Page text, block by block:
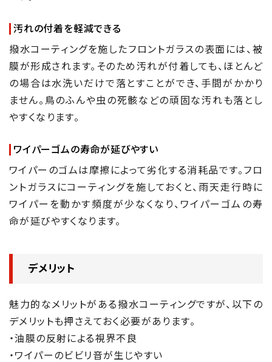
汚れの付着を軽減できる
撥水コーティングを施したフロントガラスの表面には、被
膜が形成されます。そのため汚れが付着しても、ほとんど
の場合は水洗いだけで落とすことができ、手間がかかり
ません。鳥のふんや虫の死骸などの頑固な汚れも落とし
やすくなります。
ワイパーゴムの寿命が延びやすい
ワイパーのゴムは摩擦によって劣化する消耗品です。フロ
ントガラスにコーティングを施しておくと、雨天走行時に
ワイパーを動かす頻度が少なくなり、ワイパーゴムの寿
命が延びやすくなります。
デメリット
魅力的なメリットがある撥水コーティングですが、以下の
デメリットも押さえておく必要があります。
・油膜の反射による視界不良
・ワイパーのビビリ音が生じやすい